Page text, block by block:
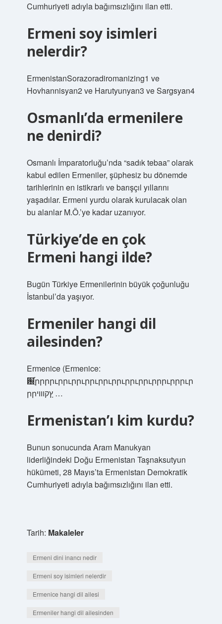
Cumhuriyeti adıyla bağımsızlığını ilan etti.
Ermeni soy isimleri
nelerdir?
ErmenistanSorazoradiromanizing1 ve
Hovhannisyan2 ve Harutyunyan3 ve Sargsyan4
Osmanlı’da ermenilere
ne denirdi?
Osmanlı İmparatorluğu’nda “sadık tebaa” olarak
kabul edilen Ermeniler, şüphesiz bu dönemde
tarihlerinin en istikrarlı ve barışçıl yıllarını
yaşadılar. Ermeni yurdu olarak kurulacak olan
bu alanlar M.Ö.’ye kadar uzanıyor.
Türkiye’de en çok
Ermeni hangi ilde?
Bugün Türkiye Ermenilerinin büyük çoğunluğu
İstanbul’da yaşıyor.
Ermeniler hangi dil
ailesinden?
Ermenice (Ermenice:
԰ֵ֡րրրրւրրւրրւրրւրրւրրւրրւրրւրրրւրրրւր
րրץָקוווי …
Ermenistan’ı kim kurdu?
Bunun sonucunda Aram Manukyan
liderliğindeki Doğu Ermenistan Taşnaksutyun
hükümeti, 28 Mayıs’ta Ermenistan Demokratik
Cumhuriyeti adıyla bağımsızlığını ilan etti.
Tarih: Makaleler
Ermeni dini inancı nedir
Ermeni soy isimleri nelerdir
Ermenice hangi dil ailesi
Ermeniler hangi dil ailesinden